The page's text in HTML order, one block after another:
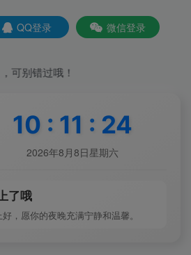
QQ登录 微信登录
过哦！
10 : 11 : 25
2026年8月8日星期六
了哦
，愿你的夜晚充满宁静和温馨。